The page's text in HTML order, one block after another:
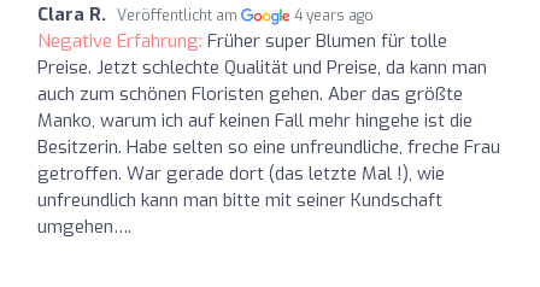
Clara R. Veröffentlicht am 4 years ago
Negative Erfahrung: Früher super Blumen für tolle
Preise. Jetzt schlechte Qualität und Preise, da kann man
auch zum schönen Floristen gehen. Aber das größte
Manko, warum ich auf keinen Fall mehr hingehe ist die
Besitzerin. Habe selten so eine unfreundliche, freche Frau
getroffen. War gerade dort (das letzte Mal !), wie
unfreundlich kann man bitte mit seiner Kundschaft
umgehen….